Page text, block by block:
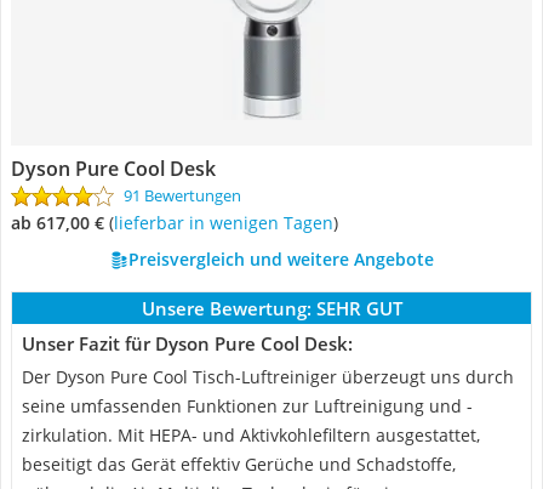
Dyson Pure Cool Desk
91 Bewertungen
ab 617,00 € ( Lieferbar in wenigen Tagen)
Preisvergleich und weitere Angebote
Unsere Bewertung: SEHR GUT
Unser Fazit für Dyson Pure Cool Desk:
Der Dyson Pure Cool Tisch-Luftreiniger überzeugt uns durch
seine umfassenden Funktionen zur Luftreinigung und -
zirkulation. Mit HEPA- und Aktivkohlefiltern ausgestattet,
beseitigt das Gerät effektiv Gerüche und Schadstoffe,